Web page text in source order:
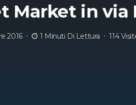
Market in via
2016 1 Minuti Di Lettura 114